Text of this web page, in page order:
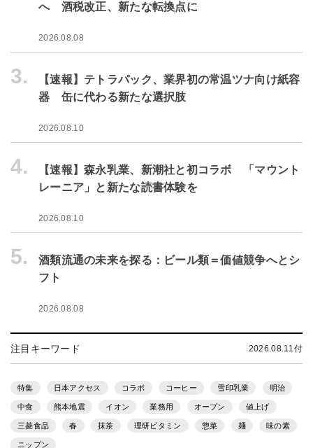
へ 酒税改正、新たな転換点に
2026.08.08
3.
【速報】テトラパック、業界初の常温ツナ向け紙容
器 缶に代わる新たな選択肢
2026.08.10
4.
【速報】森永乳業、新潮社と初コラボ 「マウント
レーニア」と新たな読書体験を
2026.08.10
5.
酒類流通の未来を探る：ビール類＝価値競争へとシ
フト
2026.08.08
注目キーワード 2026.08.11付
特集 日本アクセス コラボ コーヒー 雪印乳業 明治
中食 熊本地震 イオン 業務用 オープン 値上げ
三菱食品 春 抹茶 理研ビタミン 惣菜 麺 味の素
ニップン